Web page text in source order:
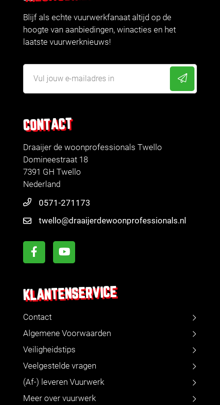
CONTACT
Draaijer de woonprofessionals Twello
Domineestraat 18
7391 GH Twello
Nederland
0571-271173
twello@draaijerdewoonprofessionals.nl
KLANTENSERVICE
Contact
Algemene Voorwaarden
Veiligheidstips
Veelgestelde vragen
(Af-) leveren Vuurwerk
Meer over vuurwerk
Blijf als echte vuurwerkfanaat altijd op de
hoogte van aanbiedingen, winacties en het
laatste vuurwerknieuws!